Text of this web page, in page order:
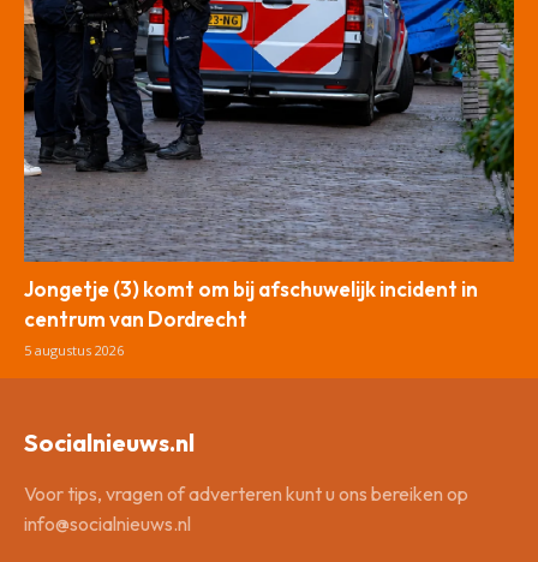
Jongetje (3) komt om bij afschuwelijk incident in
centrum van Dordrecht
5 augustus 2026
Socialnieuws.nl
Voor tips, vragen of adverteren kunt u ons bereiken op
info@socialnieuws.nl